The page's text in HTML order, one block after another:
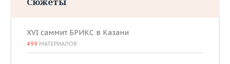
XVI саммит БРИКС в Казани
499 МАТЕРИАЛОВ